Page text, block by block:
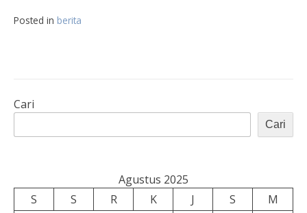
Posted in berita
Cari
Cari
Agustus 2025
S
S R K J S
M